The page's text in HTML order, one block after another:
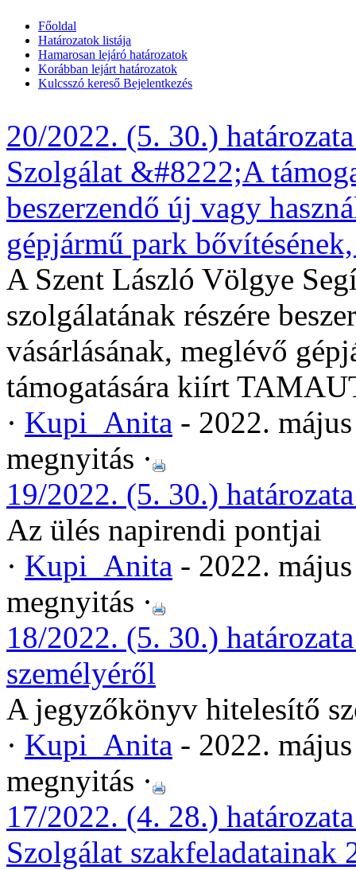
Főoldal
Határozatok listája
Hamarosan lejáró határozatok
Korábban lejárt határozatok
Kulcsszó kereső Bejelentkezés
20/2022. (5. 30.)
Szolgálat &#8222;A
beszerzendő új vagy
gépjármű park
A Szent László Völgye
szolgálatának részére
vásárlásának, meglévő
támogatására kiírt
· Kupi_Anita - 2022.
megnyitás ·
19/2022. (5. 30.)
Az ülés napirendi pontjai
· Kupi_Anita - 2022.
megnyitás ·
18/2022. (5. 30.)
személyéről
A jegyzőkönyv hitelesítő
· Kupi_Anita - 2022.
megnyitás ·
17/2022. (4. 28.)
Szolgálat szakfeladatainak